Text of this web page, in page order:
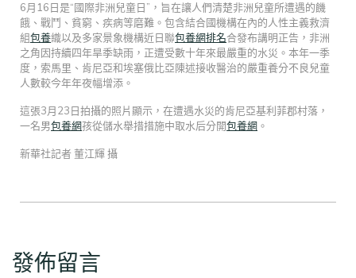
6月16日是“國際非洲兒童日”，旨在讓人們清楚非洲兒童所遭遇的饑
餓、戰鬥、貧窮、疾病等磨難。包含結合國機構在內的人性主義救濟
組包養織以及多家景象機構近日聯包養網排名合發布講明正告，非洲
之角因持續四年旱季缺雨，正遭受數十年來最嚴重的水災。本年一季
度，索馬里、肯尼亞和埃塞俄比亞陳述接收醫治的嚴重養分不良兒童
人數較今年年夜幅增添。
這張3月23日拍攝的照片顯示，在遭遇水災的肯尼亞基利菲郡村落，
一名男包養網孩從儲水舉措措施中取水后分開包養網 。
新華社記者 董江輝 攝
發佈留言